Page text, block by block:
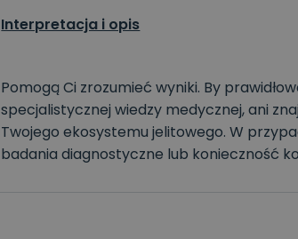
Interpretacja i opis
Pomogą Ci zrozumieć wyniki. By
specjalistycznej wiedzy medycznej, ani
Twojego ekosystemu jelitowego. W
badania diagnostyczne lub konieczność